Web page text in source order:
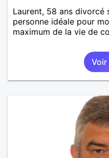
Laurent, 58 ans divorcé
personne idéale pour
maximum de la vie de